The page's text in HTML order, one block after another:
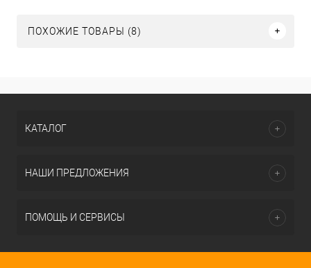
ПОХОЖИЕ ТОВАРЫ (8)
КАТАЛОГ
НАШИ ПРЕДЛОЖЕНИЯ
ПОМОЩЬ И СЕРВИСЫ